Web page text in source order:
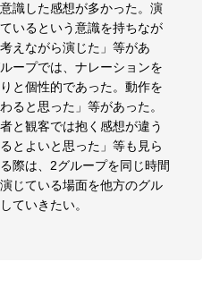
識した感想が多かった。演
いるという意識を持ちなが
えながら演じた」等があ
ープでは、ナレーションを
と個性的であった。動作を
ると思った」等があった。
と観客では抱く感想が違う
とよいと思った」等も見ら
際は、2グループを同じ時間
じている場面を他方のグル
ていきたい。